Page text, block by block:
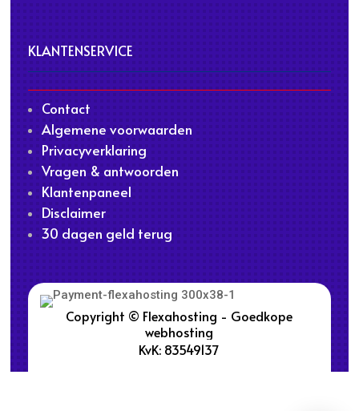
KLANTENSERVICE
Contact
Algemene voorwaarden
Privacyverklaring
Vragen & antwoorden
Klantenpaneel
Disclaimer
30 dagen geld terug
Copyright © Flexahosting - Goedkope
webhosting
KvK: 83549137